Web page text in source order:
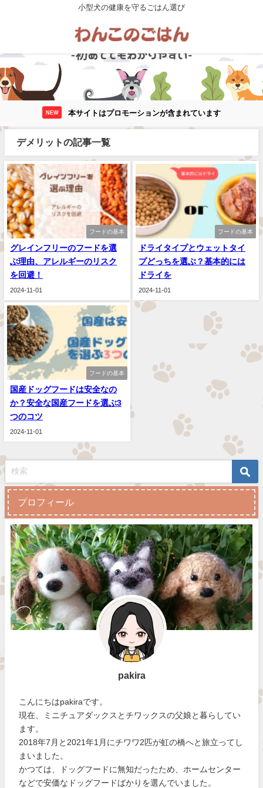
小型犬の健康を守るごはん選び
NEW 本サイトはプロモーションが含まれています
デメリットの記事一覧
フードの基本
グレインフリーのフードを選
ぶ理由、アレルギーのリスク
を回避！
2024-11-01
フードの基本
ドライタイプとウェットタイ
プどっちを選ぶ？基本的には
ドライを
2024-11-01
フードの基本
国産ドッグフードは安全なの
か？安全な国産フードを選ぶ3
つのコツ
2024-11-01
プロフィール
pakira
こんにちはpakiraです。
現在、ミニチュアダックスとチワックスの父娘と暮らしてい
ます。
2018年7月と2021年1月にチワワ2匹が虹の橋へと旅立ってし
まいました。
かつては、ドッグフードに無知だったため、ホームセンター
などで安価なドッグフードばかりを選んでいました。